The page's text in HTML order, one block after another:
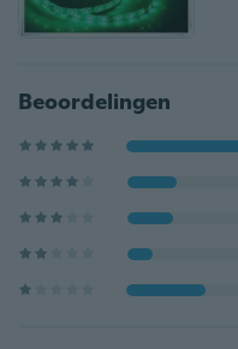
Beoordelingen